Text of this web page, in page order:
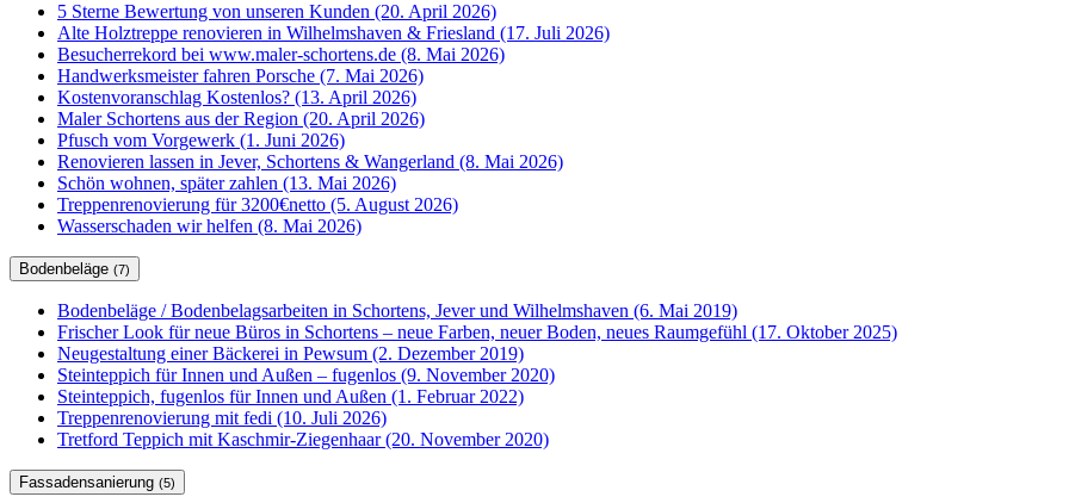
5 Sterne Bewertung von unseren Kunden (20. April 2026)
Alte Holztreppe renovieren in Wilhelmshaven & Friesland (17. Juli 2026)
Besucherrekord bei www.maler-schortens.de (8. Mai 2026)
Handwerksmeister fahren Porsche (7. Mai 2026)
Kostenvoranschlag Kostenlos? (13. April 2026)
Maler Schortens aus der Region (20. April 2026)
Pfusch vom Vorgewerk (1. Juni 2026)
Renovieren lassen in Jever, Schortens & Wangerland (8. Mai 2026)
Schön wohnen, später zahlen (13. Mai 2026)
Treppenrenovierung für 3200€netto (5. August 2026)
Wasserschaden wir helfen (8. Mai 2026)
Bodenbeläge (7)
Bodenbeläge / Bodenbelagsarbeiten in Schortens, Jever und Wilhelmshaven (6. Mai 2019)
Frischer Look für neue Büros in Schortens – neue Farben, neuer Boden, neues Raumgefühl (17. Oktober 2025)
Neugestaltung einer Bäckerei in Pewsum (2. Dezember 2019)
Steinteppich für Innen und Außen – fugenlos (9. November 2020)
Steinteppich, fugenlos für Innen und Außen (1. Februar 2022)
Treppenrenovierung mit fedi (10. Juli 2026)
Tretford Teppich mit Kaschmir-Ziegenhaar (20. November 2020)
Fassadensanierung (5)